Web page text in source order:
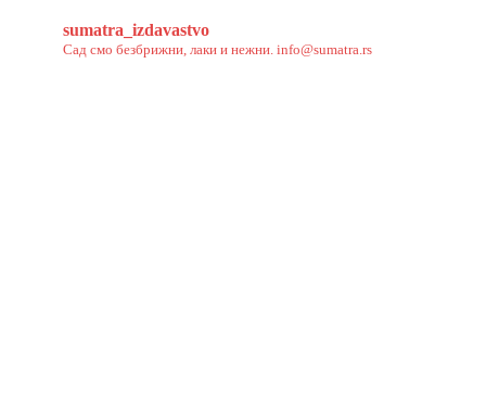
sumatra_izdavastvo
Сад смо безбрижни, лаки и нежни. info@sumatra.rs